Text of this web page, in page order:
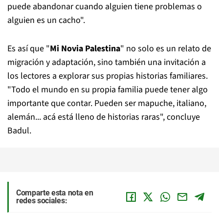
puede abandonar cuando alguien tiene problemas o
alguien es un cacho".
Es así que "Mi Novia Palestina" no solo es un relato de
migración y adaptación, sino también una invitación a
los lectores a explorar sus propias historias familiares.
"Todo el mundo en su propia familia puede tener algo
importante que contar. Pueden ser mapuche, italiano,
alemán... acá está lleno de historias raras", concluye
Badul.
Comparte esta nota en
redes sociales: